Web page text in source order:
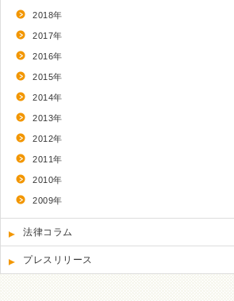
2018年
2017年
2016年
2015年
2014年
2013年
2012年
2011年
2010年
2009年
法律コラム
プレスリリース